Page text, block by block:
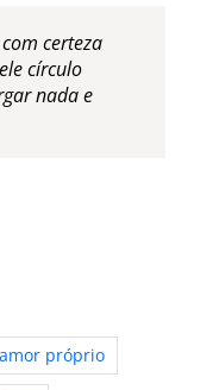
certeza
círculo
nada e
amor próprio